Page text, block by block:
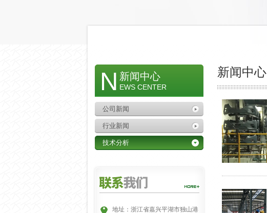
N 新闻中心
EWS CENTER
公司新闻
行业新闻
技术分析
地址：浙江省嘉兴平湖市独山港
新闻中心